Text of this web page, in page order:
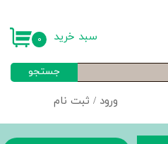
ورود / ثبت نام
جستجو
۰ سبد خرید